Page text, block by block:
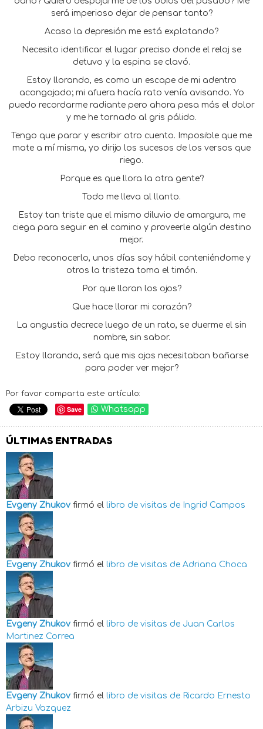
será imperioso dejar de pensar tanto?
Acaso la depresión me está explotando?
Necesito identificar el lugar preciso donde el reloj se
detuvo y la espina se clavó.
Estoy llorando, es como un escape de mi adentro
acongojado; mi afuera hacía rato venía avisando. Yo
puedo recordarme radiante pero ahora pesa más el dolor
y me he tornado al gris pálido.
Tengo que parar y escribir otro cuento. Imposible que me
mate a mí misma, yo dirijo los sucesos de los versos que
riego.
Porque es que llora la otra gente?
Todo me lleva al llanto.
Estoy tan triste que el mismo diluvio de amargura, me
ciega para seguir en el camino y proveerle algún destino
mejor.
Debo reconocerlo, unos días soy hábil conteniéndome y
otros la tristeza toma el timón.
Por que lloran los ojos?
Que hace llorar mi corazón?
La angustia decrece luego de un rato, se duerme el sin
nombre, sin sabor.
Estoy llorando, será que mis ojos necesitaban bañarse
para poder ver mejor?
Por favor comparta este artículo:
Save Whatsapp
ÚLTIMAS ENTRADAS
Evgeny Zhukov firmó el libro de visitas de Ingrid Campos
Evgeny Zhukov firmó el libro de visitas de Adriana Choca
Evgeny Zhukov firmó el libro de visitas de Juan Carlos
Martinez Correa
Evgeny Zhukov firmó el libro de visitas de Ricardo Ernesto
Arbizu Vazquez